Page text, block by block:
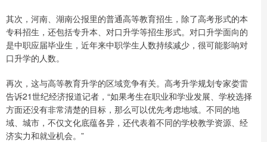
其次，河南、湖南公报里的普通高等教育招生，除了高考形式的本
专科招生，还包括专升本、对口升学等招生形式。对口升学面向的
是中职应届毕业生，近年来中职学生人数持续减少，很可能影响对
口升学的人数。
再次，这与高等教育升学的区域竞争有关。高考升学规划专家娄雷
告诉21世纪经济报道记者，“如果考生在职业和学业发展、学校选择
方面还没有非常清楚的目标，那么可以优先考虑地域。不同的地
域、城市，不仅文化底蕴各异，还代表着不同的学校教学资源、经
济实力和就业机会。”